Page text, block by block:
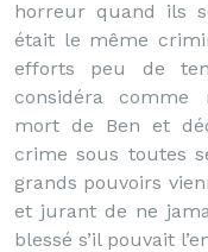
horreur quand ils
était le même
efforts peu de
considéra comme
mort de Ben et
crime sous toutes
grands pouvoirs
et jurant de ne
blessé s’il pouvait